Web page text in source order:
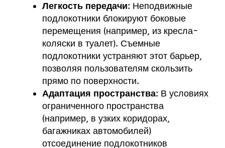
Легкость передачи: Неподвижные
подлокотники блокируют боковые
перемещения (например, из кресла-
коляски в туалет). Съемные
подлокотники устраняют этот барьер,
позволяя пользователям скользить
прямо по поверхности.
Адаптация пространства: В условиях
ограниченного пространства
(например, в узких коридорах,
багажниках автомобилей)
отсоединение подлокотников